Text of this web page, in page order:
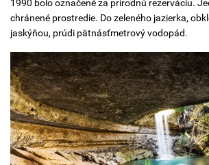
1990 bolo označené za prírodnú rezerváciu.
chránené prostredie. Do zeleného jazierka,
jaskýňou, prúdi pätnásťmetrový vodopád.